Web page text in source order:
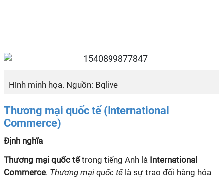
Hình minh họa. Nguồn: Bqlive
Thương mại quốc tế (International
Commerce)
Định nghĩa
Thương mại quốc tếtrong tiếng Anh là International
Commerce. Thương mại quốc tếlà sự trao đổi hàng hóa